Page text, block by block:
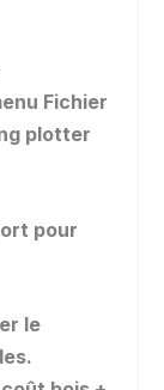
Fichier
plotter
pour
le